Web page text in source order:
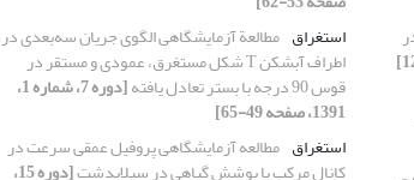
استغراق مطالعة آزمایشگاهی الگوی جریان سه‌بعدی در
اطراف آبشکن T شکل مستغرق، عمودی و مستقر در
قوس 90 درجه با بستر تعادل یافته [دوره 7، شماره 1،
1391، صفحه 49-65]
استغراق مطالعه آزمایشگاهی پروفیل عمقی سرعت در
کانال مرکب با پوشش گیاهی در سیلابدشت [دوره 15،